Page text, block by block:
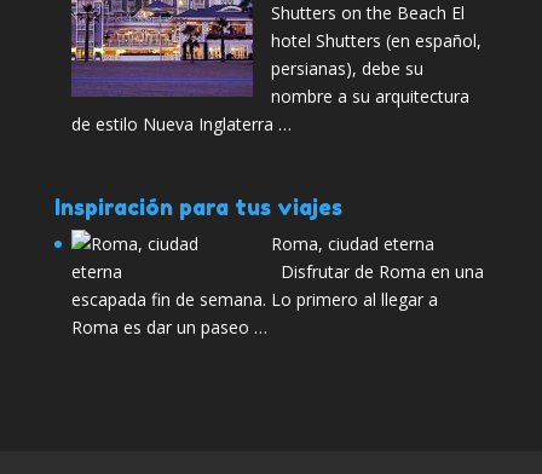
Shutters on the Beach El
hotel Shutters (en español,
persianas), debe su
nombre a su arquitectura
de estilo Nueva Inglaterra …
Inspiración para tus viajes
Roma, ciudad eterna
Disfrutar de Roma en una
escapada fin de semana. Lo primero al llegar a
Roma es dar un paseo …